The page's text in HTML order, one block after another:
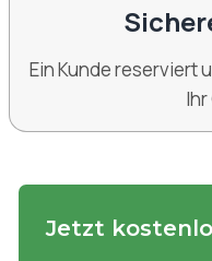
Ein Kunde reserviert
Jetzt